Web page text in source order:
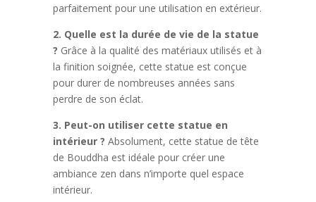
parfaitement pour une utilisation en extérieur.
2. Quelle est la durée de vie de la statue
? Grâce à la qualité des matériaux utilisés et à
la finition soignée, cette statue est conçue
pour durer de nombreuses années sans
perdre de son éclat.
3. Peut-on utiliser cette statue en
intérieur ? Absolument, cette statue de tête
de Bouddha est idéale pour créer une
ambiance zen dans n’importe quel espace
intérieur.